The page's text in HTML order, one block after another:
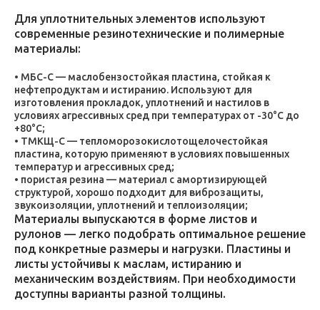
Для уплотнительных элементов используют
современные резинотехнические и полимерные
материалы:
МБС-С — маслобензостойкая пластина, стойкая к
нефтепродуктам и истиранию. Используют для
изготовления прокладок, уплотнений и настилов в
условиях агрессивных сред при температурах от -30°C до
+80°C;
ТМКЩ-С — тепломорозокислотощелочестойкая
пластина, которую применяют в условиях повышенных
температур и агрессивных сред;
пористая резина — материал с амортизирующей
структурой, хорошо подходит для виброзащиты,
звукоизоляции, уплотнений и теплоизоляции;
Материалы выпускаются в форме листов и
рулонов — легко подобрать оптимальное решение
под конкретные размеры и нагрузки. Пластины и
листы устойчивы к маслам, истиранию и
механическим воздействиям. При необходимости
доступны варианты разной толщины.